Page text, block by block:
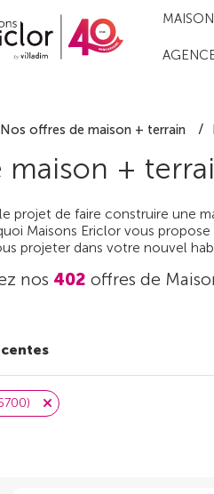
Nos offres de maison + terrain
maison +
projet de faire construire une
Maisons Ericlor vous
projeter dans votre nouvel
nos 402 offres de